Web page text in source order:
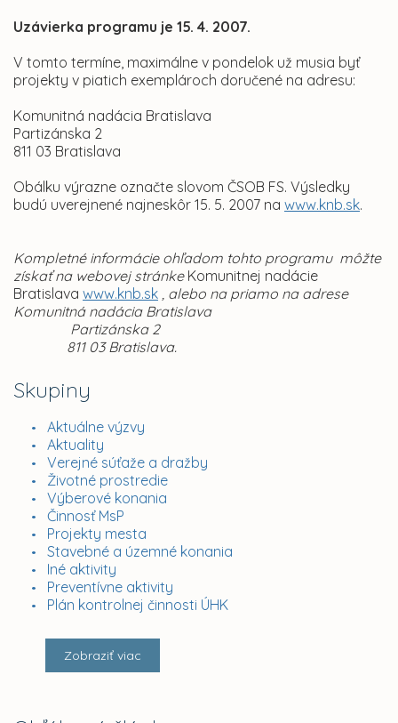
Skupiny
Aktuálne výzvy
Aktuality
Verejné súťaže a dražby
Životné prostredie
Výberové konania
Činnosť MsP
Projekty mesta
Stavebné a územné konania
Iné aktivity
Preventívne aktivity
Plán kontrolnej činnosti ÚHK
Zobraziť viac
Uzávierka programu je 15. 4. 2007.
V tomto termíne, maximálne v pondelok už musia byť
projekty v piatich exemplároch doručené na adresu:
Komunitná nadácia Bratislava
Partizánska 2
811 03 Bratislava
Obálku výrazne označte slovom ČSOB FS. Výsledky
budú uverejnené najneskôr 15. 5. 2007 na www.knb.sk.
Kompletné informácie ohľadom tohto programu môžte
získať na webovej stránke Komunitnej nadácie
Bratislava www.knb.sk , alebo na priamo na adrese
Komunitná nadácia Bratislava
Partizánska 2
811 03 Bratislava.